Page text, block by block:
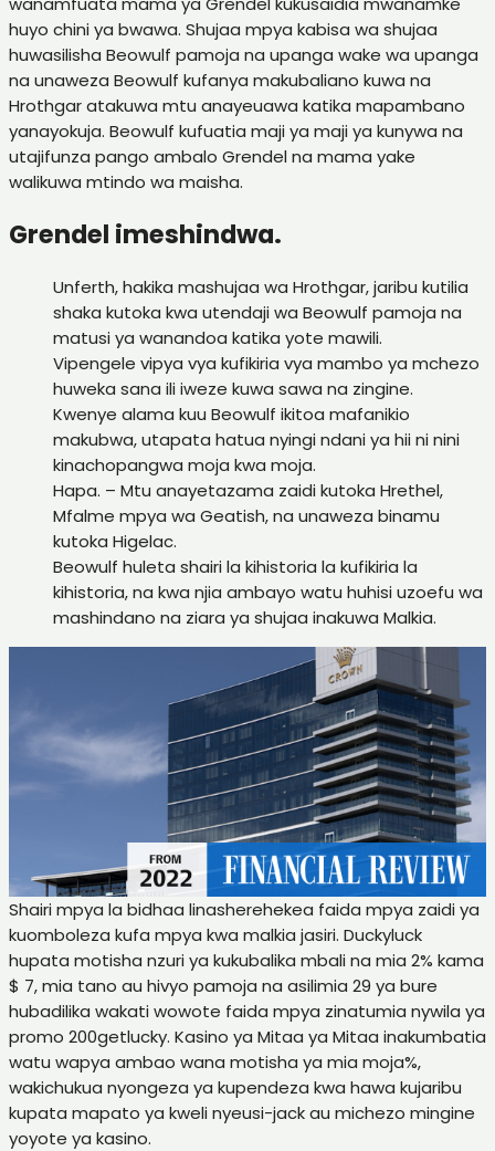
huyo chini ya bwawa. Shujaa mpya kabisa wa shujaa
huwasilisha Beowulf pamoja na upanga wake wa upanga
na unaweza Beowulf kufanya makubaliano kuwa na
Hrothgar atakuwa mtu anayeuawa katika mapambano
yanayokuja. Beowulf kufuatia maji ya maji ya kunywa na
utajifunza pango ambalo Grendel na mama yake
walikuwa mtindo wa maisha.
Grendel imeshindwa.
Unferth, hakika mashujaa wa Hrothgar, jaribu kutilia
shaka kutoka kwa utendaji wa Beowulf pamoja na
matusi ya wanandoa katika yote mawili.
Vipengele vipya vya kufikiria vya mambo ya mchezo
huweka sana ili iweze kuwa sawa na zingine.
Kwenye alama kuu Beowulf ikitoa mafanikio
makubwa, utapata hatua nyingi ndani ya hii ni nini
kinachopangwa moja kwa moja.
Hapa. – Mtu anayetazama zaidi kutoka Hrethel,
Mfalme mpya wa Geatish, na unaweza binamu
kutoka Higelac.
Beowulf huleta shairi la kihistoria la kufikiria la
kihistoria, na kwa njia ambayo watu huhisi uzoefu wa
mashindano na ziara ya shujaa inakuwa Malkia.
Shairi mpya la bidhaa linasherehekea faida mpya zaidi ya
kuomboleza kufa mpya kwa malkia jasiri. Duckyluck
hupata motisha nzuri ya kukubalika mbali na mia 2% kama
$ 7, mia tano au hivyo pamoja na asilimia 29 ya bure
hubadilika wakati wowote faida mpya zinatumia nywila ya
promo 200getlucky. Kasino ya Mitaa ya Mitaa inakumbatia
watu wapya ambao wana motisha ya mia moja%,
wakichukua nyongeza ya kupendeza kwa hawa kujaribu
kupata mapato ya kweli nyeusi-jack au michezo mingine
yoyote ya kasino.